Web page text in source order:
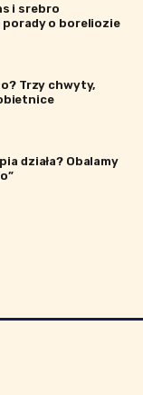
i srebro
porady o boreliozie
działa? Obalamy